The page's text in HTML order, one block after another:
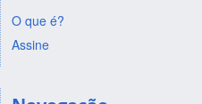
O que é?
Assine